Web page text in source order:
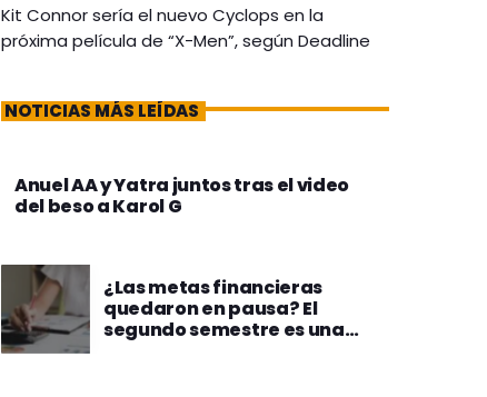
Kit Connor sería el nuevo Cyclops en la
próxima película de “X-Men”, según Deadline
NOTICIAS MÁS LEÍDAS
Anuel AA y Yatra juntos tras el video
del beso a Karol G
¿Las metas financieras
quedaron en pausa? El
segundo semestre es una